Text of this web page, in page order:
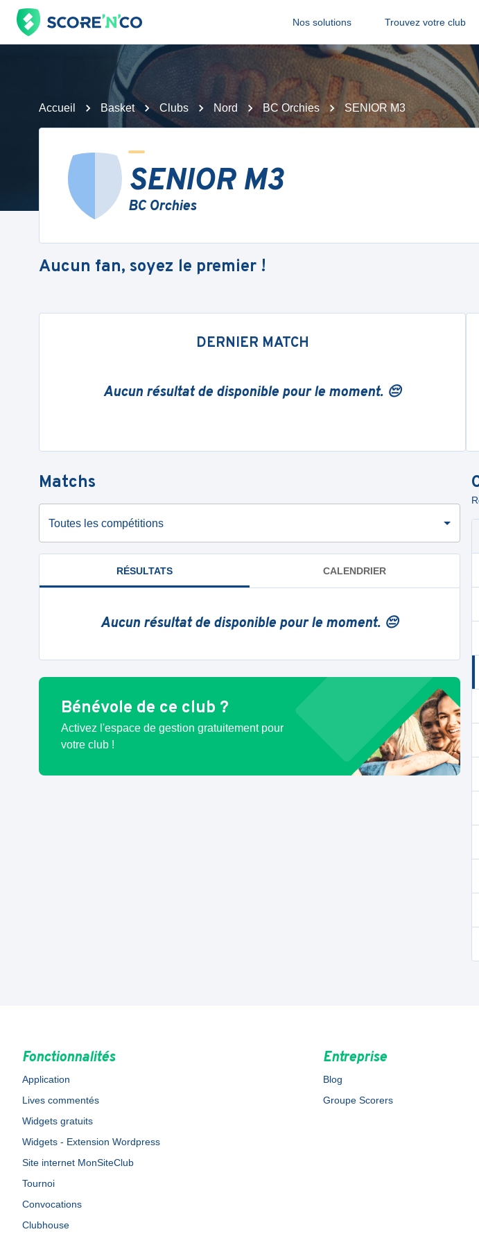
Nos solutions Trouvez votre club
Accueil Basket Clubs Nord BC Orchies SENIOR M3
SENIOR M3
BC Orchies
Aucun fan, soyez le premier !
DERNIER MATCH
Aucun résultat de disponible pour le moment. 😔
Matchs
Toutes les compétitions
RÉSULTATS CALENDRIER
Aucun résultat de disponible pour le moment. 😔
Bénévole de ce club ?
Activez l'espace de gestion gratuitement pour
votre club !
Fonctionnalités
Application
Lives commentés
Widgets gratuits
Widgets - Extension Wordpress
Site internet MonSiteClub
Tournoi
Convocations
Clubhouse
Entreprise
Blog
Groupe Scorers